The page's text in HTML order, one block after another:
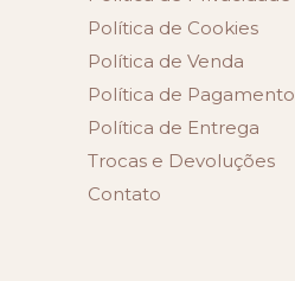
Política de Cookies
Política de Venda
Política de Pagamento
Política de Entrega
Trocas e Devoluções
Contato